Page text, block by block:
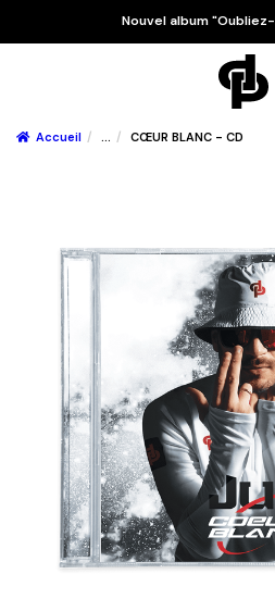
Nouvel album
Accueil ... CŒUR BLANC - CD